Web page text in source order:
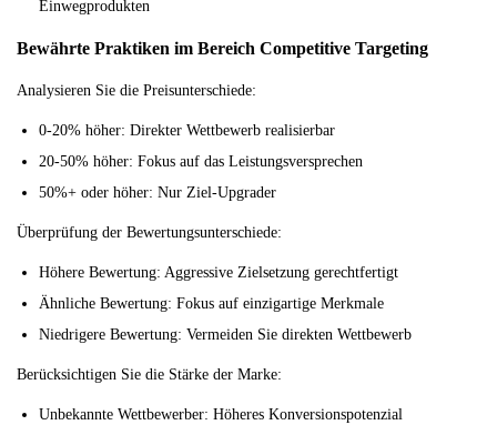
Einwegprodukten
Bewährte Praktiken im Bereich Competitive Targeting
Analysieren Sie die Preisunterschiede:
0-20% höher: Direkter Wettbewerb realisierbar
20-50% höher: Fokus auf das Leistungsversprechen
50%+ oder höher: Nur Ziel-Upgrader
Überprüfung der Bewertungsunterschiede:
Höhere Bewertung: Aggressive Zielsetzung gerechtfertigt
Ähnliche Bewertung: Fokus auf einzigartige Merkmale
Niedrigere Bewertung: Vermeiden Sie direkten Wettbewerb
Berücksichtigen Sie die Stärke der Marke:
Unbekannte Wettbewerber: Höheres Konversionspotenzial